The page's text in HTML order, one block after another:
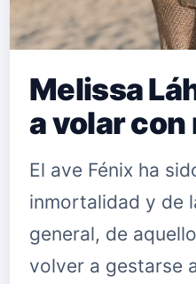
Melissa
a volar
El ave Fénix ha
inmortalidad y de
general, de
volver a gestarse